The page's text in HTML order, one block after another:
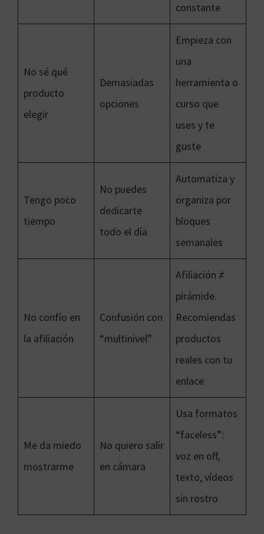
constante
No sé qué
producto
elegir
Demasiadas
opciones
Empieza con
una
herramienta o
curso que
uses y te
guste
Tengo poco
tiempo
No puedes
dedicarte
todo el día
Automatiza y
organiza por
bloques
semanales
No confío en
la afiliación
Confusión con
“multinivel”
Afiliación ≠
pirámide.
Recomiendas
productos
reales con tu
enlace
Me da miedo
mostrarme
No quiero salir
en cámara
Usa formatos
“faceless”:
voz en off,
texto, vídeos
sin rostro